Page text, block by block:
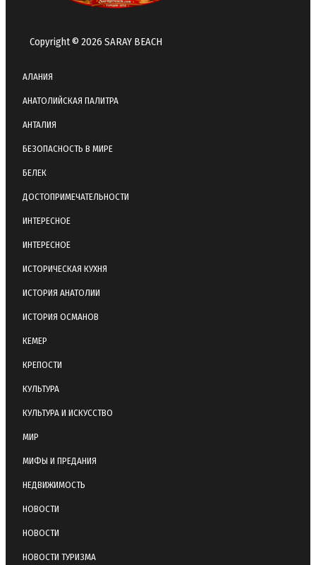
Copyright © 2026 SARAY BEACH
АЛАНИЯ
АНАТОЛИЙСКАЯ ПАЛИТРА
АНТАЛИЯ
БЕЗОПАСНОСТЬ В МИРЕ
БЕЛЕК
ДОСТОПРИМЕЧАТЕЛЬНОСТИ
ИНТЕРЕСНОЕ
ИНТЕРЕСНОЕ
ИСТОРИЧЕСКАЯ КУХНЯ
ИСТОРИЯ АНАТОЛИИ
ИСТОРИЯ ОСМАНОВ
КЕМЕР
КРЕПОСТИ
КУЛЬТУРА
КУЛЬТУРА И ИСКУССТВО
МИР
МИФЫ И ПРЕДАНИЯ
НЕДВИЖИМОСТЬ
НОВОСТИ
НОВОСТИ
НОВОСТИ ТУРИЗМА